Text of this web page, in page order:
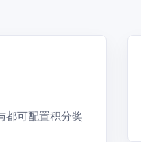
都可配置积分奖